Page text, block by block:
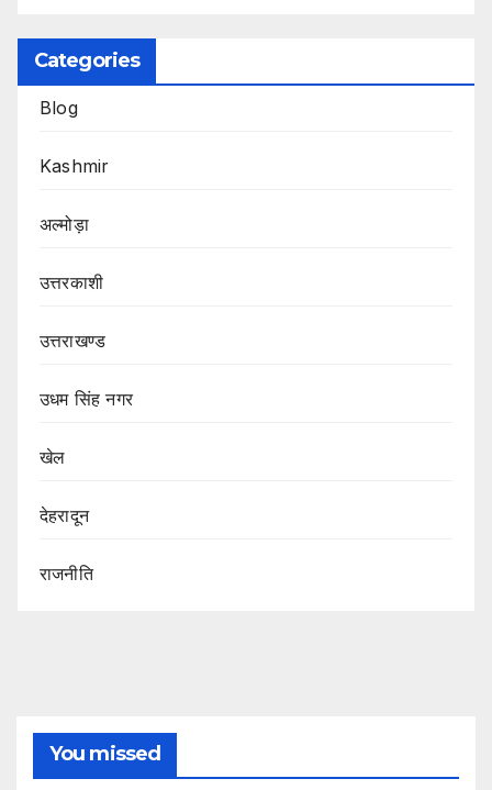
Categories
Blog
Kashmir
अल्मोड़ा
उत्तरकाशी
उत्तराखण्ड
उधम सिंह नगर
खेल
देहरादून
राजनीति
You missed